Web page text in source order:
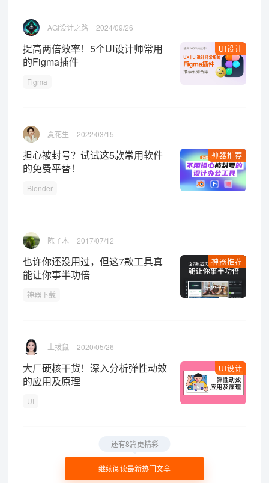
AGI设计之路 2024/09/26
UI设计
提高两倍效率！5个UI设计师常用
的Figma插件
Figma
夏花生 2022/03/15
神器推荐
担心被封号？试试这5款常用软件
的免费平替！
Blender
陈子木 2017/07/12
神器推荐
也许你还没用过，但这7款工具真
能让你事半功倍
神器下载
土拨鼠 2020/05/26
UI设计
大厂硬核干货！深入分析弹性动效
的应用及原理
UI
继续阅读最新热门文章
还有8篇更精彩